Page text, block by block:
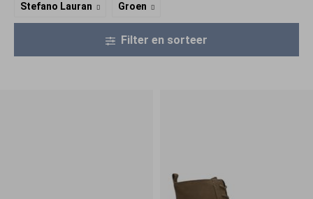
Stefano Lauran Groen
Filter en sorteer